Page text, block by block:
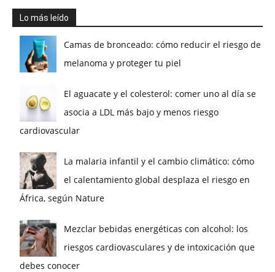
Lo más leído
Camas de bronceado: cómo reducir el riesgo de
melanoma y proteger tu piel
El aguacate y el colesterol: comer uno al día se
asocia a LDL más bajo y menos riesgo
cardiovascular
La malaria infantil y el cambio climático: cómo
el calentamiento global desplaza el riesgo en
África, según Nature
Mezclar bebidas energéticas con alcohol: los
riesgos cardiovasculares y de intoxicación que
debes conocer